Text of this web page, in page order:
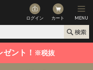
ログイン カート MENU
ント！ ※税抜